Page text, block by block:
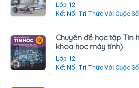
Lớp 12
Kết Nối Tri Thức Với Cuộc
Chuyên đề học tập Tin
khoa học máy tính)
Lớp 12
Kết Nối Tri Thức Với Cuộc